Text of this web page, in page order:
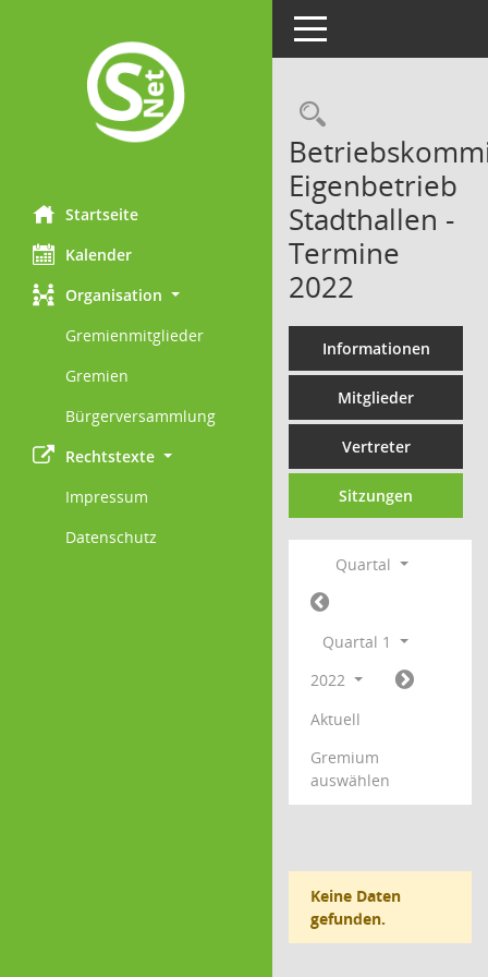
Startseite
Kalender
Organisation
Gremienmitglieder
Gremien
Bürgerversammlung
Rechtstexte
Impressum
Datenschutz
Toggle navigation
Eigenbetrieb
Stadthallen -
Termine
2022
Informationen
Mitglieder
Vertreter
Sitzungen
Quartal
Quartal 1
2022
Aktuell
Gremium
auswählen
Keine Daten
gefunden.